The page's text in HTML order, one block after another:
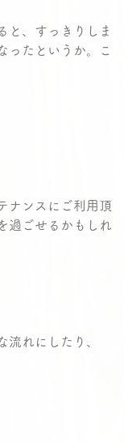
と、すっきりしま
ったというか。こ
ナンスにご利用頂
過ごせるかもしれ
れにしたり、